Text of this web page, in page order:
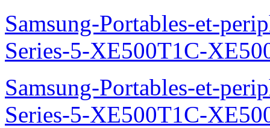
Samsung-Portables-et-
Series-5-XE500T1C-
Samsung-Portables-et-
Series-5-XE500T1C-